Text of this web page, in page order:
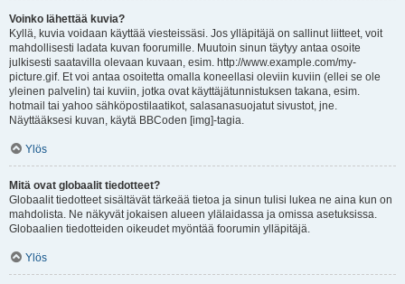
Voinko lähettää kuvia?
Kyllä, kuvia voidaan käyttää viesteissäsi. Jos ylläpitäjä on sallinut liitteet, voit
mahdollisesti ladata kuvan foorumille. Muutoin sinun täytyy antaa osoite
julkisesti saatavilla olevaan kuvaan, esim. http://www.example.com/my-
picture.gif. Et voi antaa osoitetta omalla koneellasi oleviin kuviin (ellei se ole
yleinen palvelin) tai kuviin, jotka ovat käyttäjätunnistuksen takana, esim.
hotmail tai yahoo sähköpostilaatikot, salasanasuojatut sivustot, jne.
Näyttääksesi kuvan, käytä BBCoden [img]-tagia.
Ylös
Mitä ovat globaalit tiedotteet?
Globaalit tiedotteet sisältävät tärkeää tietoa ja sinun tulisi lukea ne aina kun on
mahdolista. Ne näkyvät jokaisen alueen ylälaidassa ja omissa asetuksissa.
Globaalien tiedotteiden oikeudet myöntää foorumin ylläpitäjä.
Ylös